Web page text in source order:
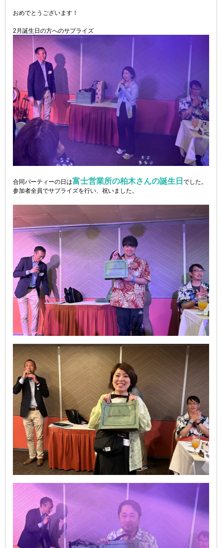
おめでとうございます！
2月誕生日の方へのサプライズ
合同パーティーの日は富士営業所の柏木さんの誕生日 でした。
参加者全員でサプライズを行い、祝いました。